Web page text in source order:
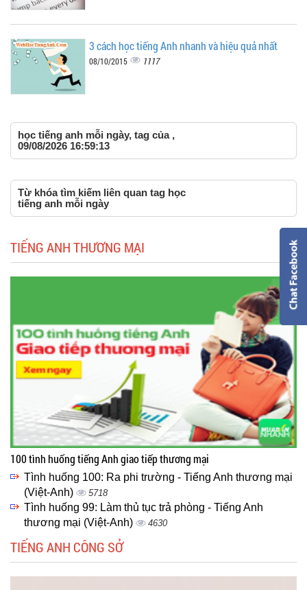
3 cách học tiếng Anh nhanh và hiệu quả nhất
08/10/2015 1117
học tiếng anh mỗi ngày, tag của ,
09/08/2026 16:59:13
Từ khóa tìm kiếm liên quan tag học
tiếng anh mỗi ngày
TIẾNG ANH THƯƠNG MẠI
100 tình huống tiếng Anh giao tiếp thương mại
Tình huống 100: Ra phi trường - Tiếng Anh thương mại
(Việt-Anh)
5718
Tình huống 99: Làm thủ tục trả phòng - Tiếng Anh
thương mại (Việt-Anh)
4630
TIẾNG ANH CÔNG SỞ